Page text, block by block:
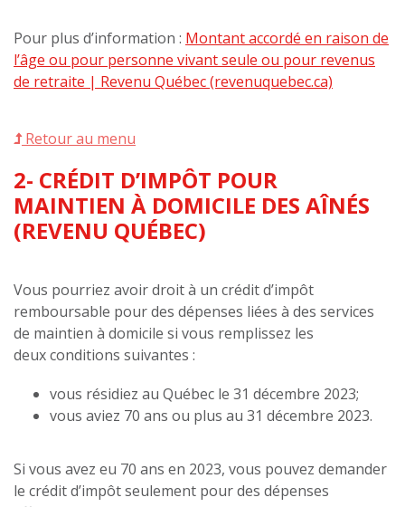
Pour plus d’information : Montant accordé en raison de
l’âge ou pour personne vivant seule ou pour revenus
de retraite | Revenu Québec (revenuquebec.ca)
Retour au menu
2- CRÉDIT D’IMPÔT POUR
MAINTIEN À DOMICILE DES AÎNÉS
(REVENU QUÉBEC)
Vous pourriez avoir droit à un crédit d’impôt
remboursable pour des dépenses liées à des services
de maintien à domicile si vous remplissez les
deux conditions suivantes :
vous résidiez au Québec le 31 décembre 2023;
vous aviez 70 ans ou plus au 31 décembre 2023.
Si vous avez eu 70 ans en 2023, vous pouvez demander
le crédit d’impôt seulement pour des dépenses